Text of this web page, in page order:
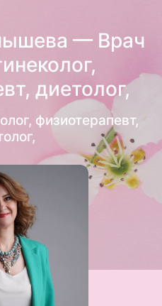
— Врач
диетолог,
физиотерапевт,